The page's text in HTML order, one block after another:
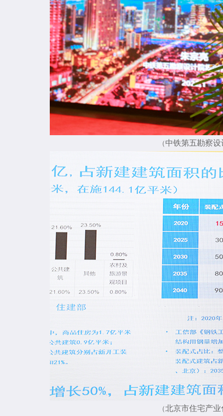
（中铁第五勘察
（北京市住宅产